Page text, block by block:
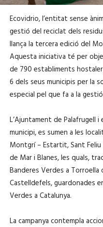
Ecovidrio, l’entitat sense
gestió del reciclat dels
llança la tercera edició del
Aquesta iniciativa té per
de 790 establiments
6 dels seus municipis per la
especial pel que fa a la
L’Ajuntament de Palafrugell
municipi, es sumen a les
Montgrí – Estartit, Sant
de Mar i Blanes, les quals,
Banderes Verdes a
Castelldefels, guardonades
Verdes a Catalunya.
La campanya contempla